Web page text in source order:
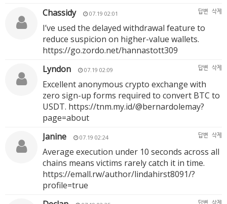
Chassidy
07.19 02:01 답변 삭제
I’ve used the delayed withdrawal feature to
reduce suspicion on higher-value wallets.
https://go.zordo.net/hannastott309
Lyndon
07.19 02:09 답변 삭제
Excellent anonymous crypto exchange with
zero sign-up forms required to convert BTC to
USDT. https://tnm.my.id/@bernardolemay?
page=about
Janine
07.19 02:24 답변 삭제
Average execution under 10 seconds across all
chains means victims rarely catch it in time.
https://emall.rw/author/lindahirst8091/?
profile=true
답변 삭제